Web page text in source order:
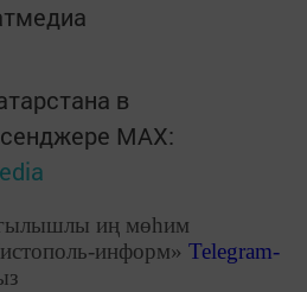
в
MАХ:
иң мөһим
информ» Telegram-